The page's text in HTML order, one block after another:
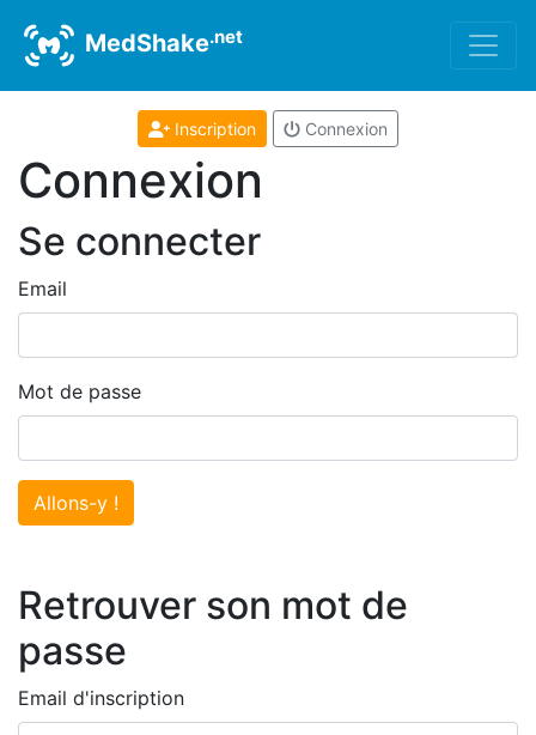
MedShake.net
Inscription Connexion
Connexion
Se connecter
Email
Mot de passe
Allons-y !
Retrouver son mot de
passe
Email d'inscription